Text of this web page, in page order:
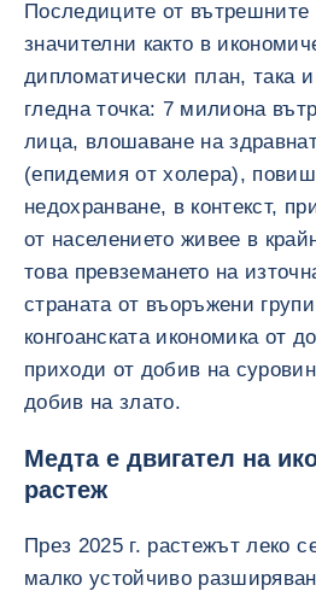
Последиците от вътрешните
значителни както в
дипломатически план, така
гледна точка: 7 милиона
лица, влошаване на
(епидемия от холера),
недохранване, в контекст,
от населението живее в
това превземането на
страната от въоръжени
конгоанската икономика от
приходи от добив на
добив на злато.
Медта е двигател на
растеж
През 2025 г. растежът леко
малко устойчиво